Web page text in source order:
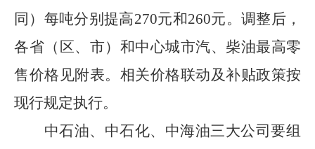
同）每吨分别提高270元和260元。调整后，
各省（区、市）和中心城市汽、柴油最高零
售价格见附表。相关价格联动及补贴政策按
现行规定执行。
中石油、中石化、中海油三大公司要组